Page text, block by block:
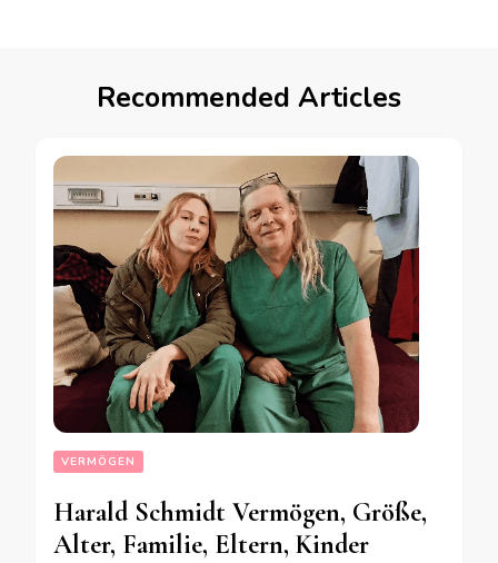
Recommended Articles
VERMÖGEN
Harald Schmidt Vermögen, Größe,
Alter, Familie, Eltern, Kinder